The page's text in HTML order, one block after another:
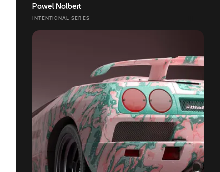
Pawel Nolbert
INTENTIONAL SERIES